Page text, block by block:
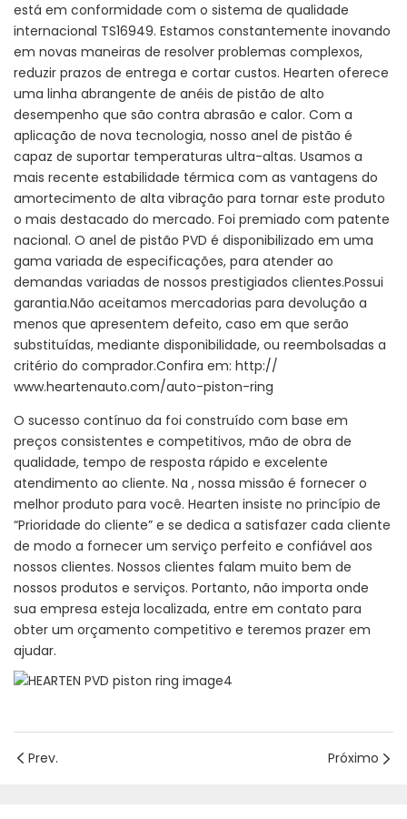
está em conformidade com o sistema de qualidade
internacional TS16949. Estamos constantemente inovando
em novas maneiras de resolver problemas complexos,
reduzir prazos de entrega e cortar custos. Hearten oferece
uma linha abrangente de anéis de pistão de alto
desempenho que são contra abrasão e calor. Com a
aplicação de nova tecnologia, nosso anel de pistão é
capaz de suportar temperaturas ultra-altas. Usamos a
mais recente estabilidade térmica com as vantagens do
amortecimento de alta vibração para tornar este produto
o mais destacado do mercado. Foi premiado com patente
nacional. O anel de pistão PVD é disponibilizado em uma
gama variada de especificações, para atender ao
demandas variadas de nossos prestigiados clientes.Possui
garantia.Não aceitamos mercadorias para devolução a
menos que apresentem defeito, caso em que serão
substituídas, mediante disponibilidade, ou reembolsadas a
critério do comprador.Confira em: http://
www.heartenauto.com/auto-piston-ring
O sucesso contínuo da foi construído com base em
preços consistentes e competitivos, mão de obra de
qualidade, tempo de resposta rápido e excelente
atendimento ao cliente. Na , nossa missão é fornecer o
melhor produto para você. Hearten insiste no princípio de
“Prioridade do cliente” e se dedica a satisfazer cada cliente
de modo a fornecer um serviço perfeito e confiável aos
nossos clientes. Nossos clientes falam muito bem de
nossos produtos e serviços. Portanto, não importa onde
sua empresa esteja localizada, entre em contato para
obter um orçamento competitivo e teremos prazer em
ajudar.
Prev. Próximo